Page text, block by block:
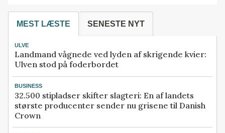
MEST LÆSTE SENESTE NYT
ULVE
Landmand vågnede ved lyden af skrigende kvier:
Ulven stod på foderbordet
BUSINESS
32.500 stipladser skifter slagteri: En af landets
største producenter sender nu grisene til Danish
Crown